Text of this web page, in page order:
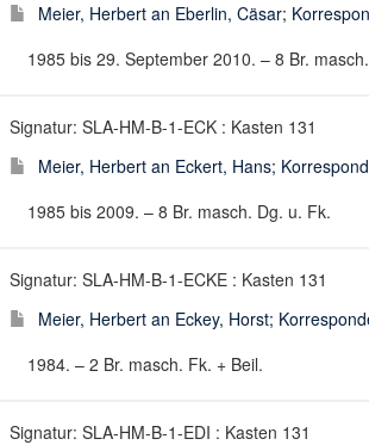
Meier, Herbert an Eberlin, Cäsar;
1985 bis 29. September 2010. – 8 Br.
Signatur: SLA-HM-B-1-ECK : Kasten 131
Meier, Herbert an Eckert, Hans;
1985 bis 2009. – 8 Br. masch. Dg. u. Fk.
Signatur: SLA-HM-B-1-ECKE : Kasten 131
Meier, Herbert an Eckey, Horst;
1984. – 2 Br. masch. Fk. + Beil.
Signatur: SLA-HM-B-1-EDI : Kasten 131